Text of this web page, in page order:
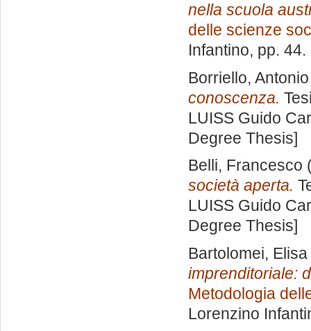
nella scuola
delle scienze
Infantino, pp.
Borriello, Antonio
conoscenza.
LUISS Guido
Degree Thesis]
Belli, Francesco
società aperta.
LUISS Guido
Degree Thesis]
Bartolomei, Elisa
imprenditoriale:
Metodologia
Lorenzino